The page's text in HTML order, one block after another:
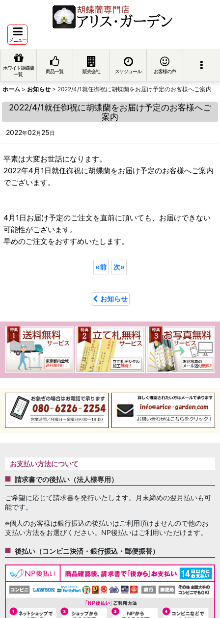
メニュー
ホワイト胡蝶蘭
一覧
商品一覧 販売会社 スケジュール お客様の声
ホーム > お知らせ > 2022/4/1就任御祝に胡蝶蘭をお届け予定のお客様へご案内
2022/4/1就任御祝に胡蝶蘭をお届け予定のお客様へご
案内
2022年02月 25日
平素は大変お世話になります。
2022年4月1日就任御祝に胡蝶蘭をお届け予定のお客様へご案内
でございます。
4月1日お届け予定のご注文を直前に頂いても、お届けできない
可能性がございます。
早めのご注文をおすすめいたします。
«前 次»
お知らせ
お支払い方法について
請求書での後払い（法人様専用）
ご希望に応じて請求書を発行いたします。月末締めの翌月払いも可
能です。
※個人のお客様は銀行振込の後払いはご利用頂けませんので他のお
支払い方法をお選びください。NP後払いはご利用いただけます。
後払い（コンビニ決済・銀行振込・郵便振替）